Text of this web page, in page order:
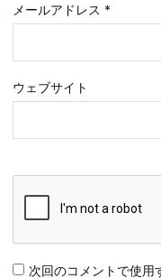
メールアドレス *
ウェブサイト
次回のコメントで使用